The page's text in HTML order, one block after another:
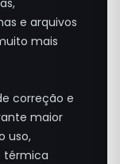
e arquivos
mais
correção e
maior
uso,
térmica